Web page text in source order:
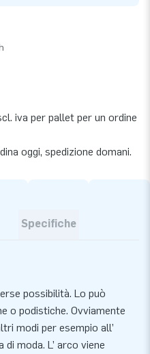
iva per pallet per un ordine
oggi, spedizione domani.
Specifiche
possibilità. Lo può
o podistiche. Ovviamente
modi per esempio all’
moda. L’ arco viene